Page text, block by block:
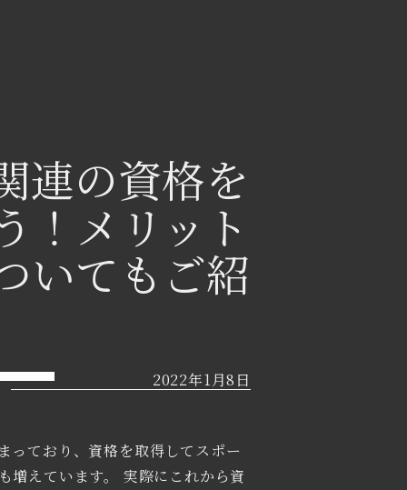
連の資格を
！メリット
いてもご紹
2022年1月8日
っており、資格を取得してスポー
増えています。 実際にこれから資